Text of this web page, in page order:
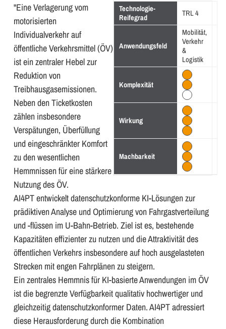
Technologie-
Reifegrad
TRL 4
Anwendungsfeld
Mobilität,
Verkehr
&
Logistik
Komplexität
Wirkung
Machbarkeit
"Eine Verlagerung vom
motorisierten
Individualverkehr auf
öffentliche Verkehrsmittel (ÖV)
ist ein zentraler Hebel zur
Reduktion von
Treibhausgasemissionen.
Neben den Ticketkosten
zählen insbesondere
Verspätungen, Überfüllung
und eingeschränkter Komfort
zu den wesentlichen
Hemmnissen für eine stärkere
Nutzung des ÖV.
AI4PT entwickelt datenschutzkonforme KI-Lösungen zur
prädiktiven Analyse und Optimierung von Fahrgastverteilung
und -flüssen im U-Bahn-Betrieb. Ziel ist es, bestehende
Kapazitäten effizienter zu nutzen und die Attraktivität des
öffentlichen Verkehrs insbesondere auf hoch ausgelasteten
Strecken mit engen Fahrplänen zu steigern.
Ein zentrales Hemmnis für KI-basierte Anwendungen im ÖV
ist die begrenzte Verfügbarkeit qualitativ hochwertiger und
gleichzeitig datenschutzkonformer Daten. AI4PT adressiert
diese Herausforderung durch die Kombination